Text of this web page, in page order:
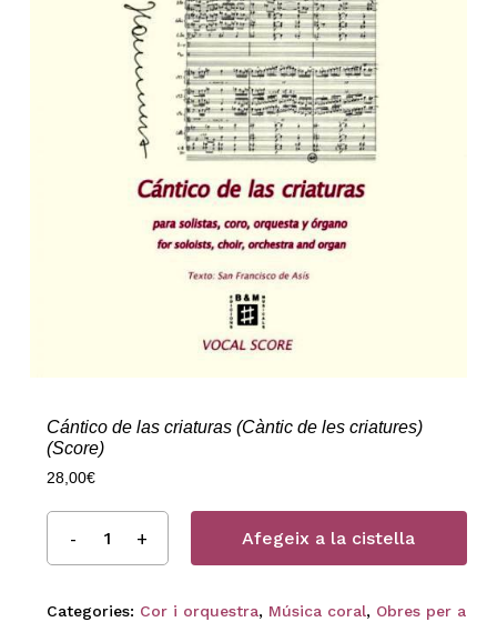
Cántico de las criaturas (Càntic de les criatures)
(Score)
28,00€
Afegeix a la cistella
Categories: Cor i orquestra, Música coral, Obres per a